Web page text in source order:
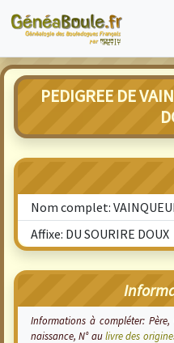
PEDIGREE DE
Nom complet:
Affixe: DU SOURIRE DOUX
Informations à compléter: Père,
naissance, N° aulivre des